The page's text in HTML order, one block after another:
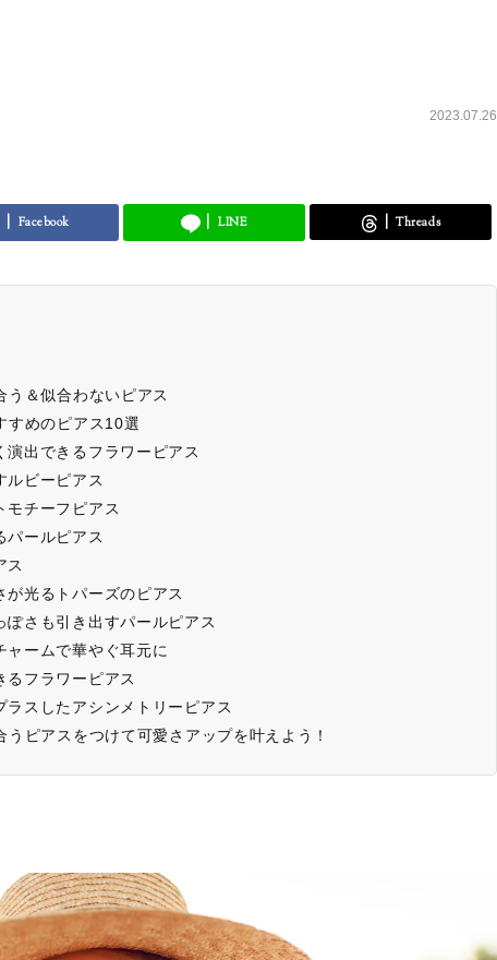
2023.07.26
Facebook LINE Threads
う＆似合わないピアス
すめのピアス10選
出できるフラワーピアス
ビーピアス
チーフピアス
ールピアス
ス
光るトパーズのピアス
さも引き出すパールピアス
ームで華やぐ耳元に
フラワーピアス
スしたアシンメトリーピアス
ピアスをつけて可愛さアップを叶えよう！